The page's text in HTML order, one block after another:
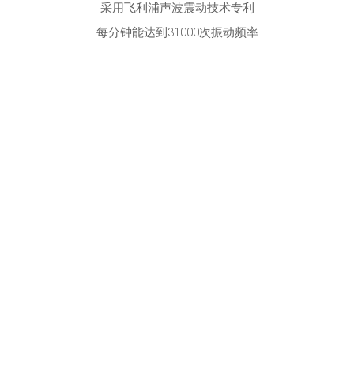
采用飞利浦声波震动技术专利
每分钟能达到31000次振动频率